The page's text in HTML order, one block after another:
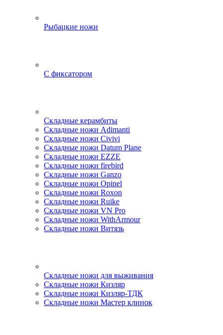
Рыбацкие ножи
С фиксатором
Складные керамбиты
Складные ножи Adimanti
Складные ножи Civivi
Складные ножи Datum Plane
Складные ножи EZZE
Складные ножи firebird
Складные ножи Ganzo
Складные ножи Opinel
Складные ножи Roxon
Складные ножи Ruike
Складные ножи VN Pro
Складные ножи WithArmour
Складные ножи Витязь
Складные ножи для выживания
Складные ножи Кизляр
Складные ножи Кизляр-ТДК
Складные ножи Мастер клинок